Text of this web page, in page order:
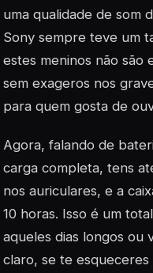
uma qualidade de som
Sony sempre teve um
estes meninos não são
sem exageros nos
para quem gosta de
Agora, falando de
carga completa, tens
nos auriculares, e a
10 horas. Isso é um
aqueles dias longos ou
claro, se te